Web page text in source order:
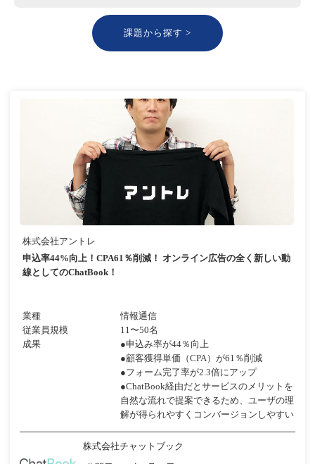
課題から探す >
株式会社アントレ
申込率44%向上！CPA61％削減！ オンライン広告の全く新しい動
線としてのChatBook！
業種
情報通信
従業員規模
11〜50名
成果
●申込み率が44％向上
●顧客獲得単価（CPA）が61％削減
●フォーム完了率が2.3倍にアップ
●ChatBook経由だとサービスのメリットを
自然な流れで提案できるため、ユーザの理
解が得られやすくコンバージョンしやすい
株式会社チャットブック